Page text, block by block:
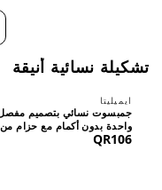
تشكيلة نسائية أنيقة
ايميليتا
جمبسوت نسائي بتصميم مفصل
واحدة بدون أكمام مع حزام
QR106